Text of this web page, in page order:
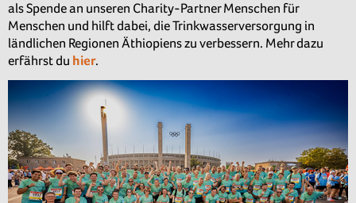
als Spende an unseren Charity-Partner Menschen für
Menschen und hilft dabei, die Trinkwasserversorgung in
ländlichen Regionen Äthiopiens zu verbessern. Mehr dazu
erfährst du hier.